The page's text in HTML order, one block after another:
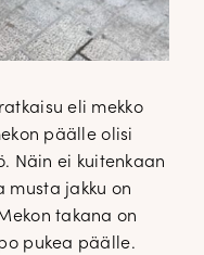
eli mekko
päälle olisi
Näin ei kuitenkaan
musta jakku on
takana on
pukea päälle.